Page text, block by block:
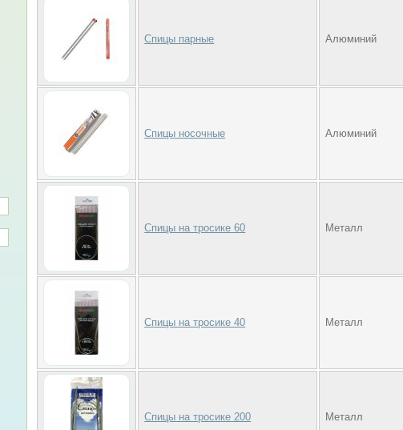
Спицы парные Алюминий
Спицы носочные Алюминий
Спицы на тросике 60 Металл
Спицы на тросике 40 Металл
Спицы на тросике 200 Металл